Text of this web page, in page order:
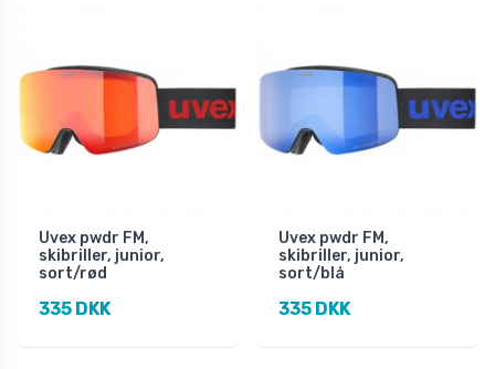
Uvex pwdr FM,
skibriller, junior,
sort/rød
335 DKK
Uvex pwdr FM,
skibriller, junior,
sort/blå
335 DKK